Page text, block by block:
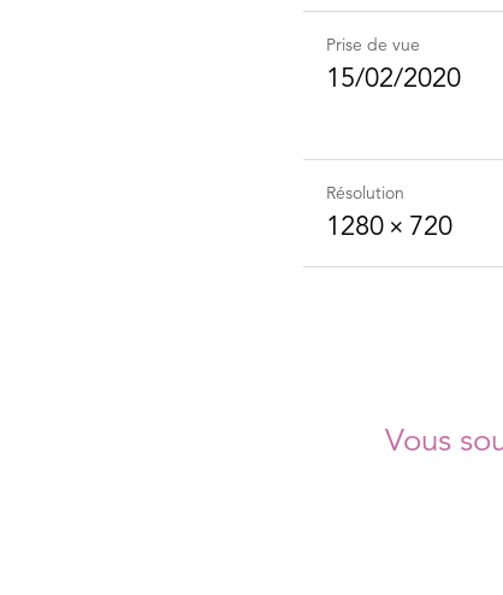
Prise de vue
15/02/2020
Résolution
1280 × 720
Vous